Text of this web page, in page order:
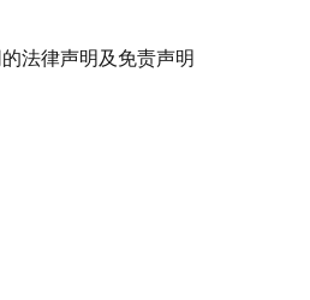
法律声明及免责声明